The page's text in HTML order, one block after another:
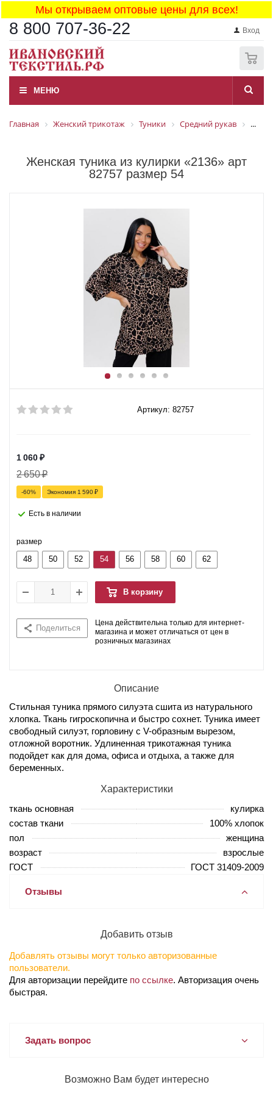
Мы открываем оптовые цены для всех!
8 800 707-36-22 Вход
МЕНЮ
Главная Женский трикотаж Туники Средний рукав ...
Женская туника из кулирки «2136» арт
82757 размер 54
Артикул: 82757
1 060₽
2 650₽
-60% Экономия 1 590₽
Есть в наличии
размер
48 50 52 54 56 58 60 62
В корзину
Поделиться
Цена действительна только для интернет-
магазина и может отличаться от цен в
розничных магазинах
Описание
Стильная туника прямого силуэта сшита из натурального
хлопка. Ткань гигроскопична и быстро сохнет. Туника имеет
свободный силуэт, горловину с V-образным вырезом,
отложной воротник. Удлиненная трикотажная туника
подойдет как для дома, офиса и отдыха, а также для
беременных.
Характеристики
ткань основная
кулирка
состав ткани
100% хлопок
пол
женщина
возраст
взрослые
ГОСТ
ГОСТ 31409-2009
Отзывы
Добавить отзыв
Добавлять отзывы могут только авторизованные
пользователи.
Для авторизации перейдите по ссылке. Авторизация очень
быстрая.
Задать вопрос
Возможно Вам будет интересно